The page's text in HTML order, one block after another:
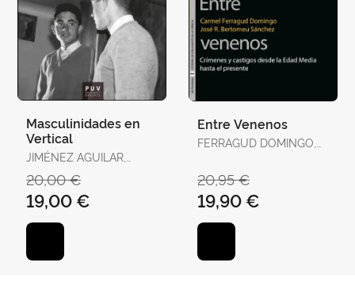
Masculinidades en
Vertical
JIMÉNEZ AGUILAR,
20,00 €
19,00 €
Entre Venenos
FERRAGUD DOMINGO,
20,95 €
19,90 €